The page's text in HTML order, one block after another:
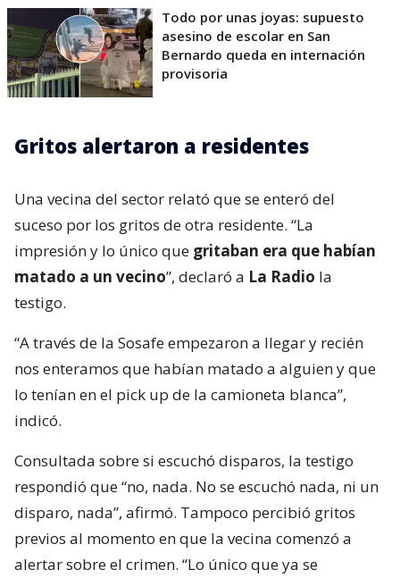
Todo por unas joyas: supuesto
asesino de escolar en San
Bernardo queda en internación
provisoria
Gritos alertaron a residentes
Una vecina del sector relató que se enteró del
suceso por los gritos de otra residente. “La
impresión y lo único que gritaban era que habían
matado a un vecino”, declaró a La Radio la
testigo.
“A través de la Sosafe empezaron a llegar y recién
nos enteramos que habían matado a alguien y que
lo tenían en el pick up de la camioneta blanca”,
indicó.
Consultada sobre si escuchó disparos, la testigo
respondió que “no, nada. No se escuchó nada, ni un
disparo, nada”, afirmó. Tampoco percibió gritos
previos al momento en que la vecina comenzó a
alertar sobre el crimen. “Lo único que ya se